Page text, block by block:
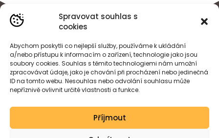
Spravovat souhlas s
cookies
Abychom poskytli co nejlepší služby, používáme k ukládání
a/nebo přístupu k informacím o zařízení, technologie jako jsou
soubory cookies. Souhlas s těmito technologiemi nám umožní
zpracovávat údaje, jako je chování při procházení nebo jedinečná
ID na tomto webu. Nesouhlas nebo odvolání souhlasu může
nepříznivě ovlivnit určité vlastnosti a funkce.
Příjmout